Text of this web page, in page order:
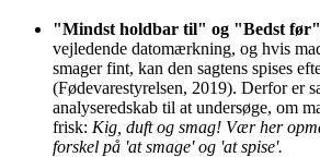
"Mindst holdbar til" og "Bedst før"
vejledende datomærkning, og hvis
smager fint, kan den sagtens spises
(Fødevarestyrelsen, 2019). Derfor er
analyseredskab til at undersøge, om
frisk: Kig, duft og smag! Vær her
forskel på 'at smage' og 'at spise'.